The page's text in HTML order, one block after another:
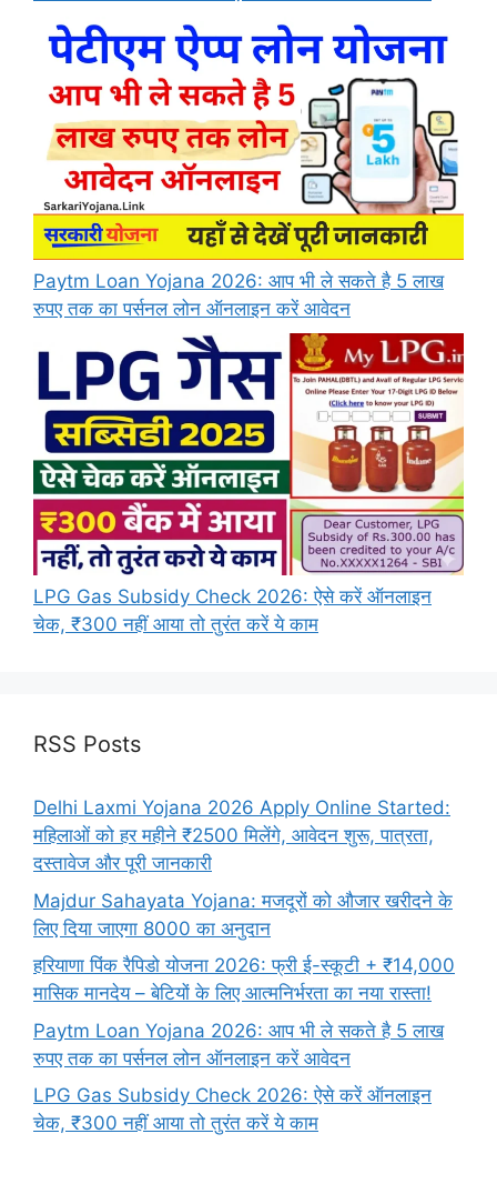
Paytm Loan Yojana 2026: आप भी ले सकते है 5 लाख
रुपए तक का पर्सनल लोन ऑनलाइन करें आवेदन
LPG Gas Subsidy Check 2026: ऐसे करें ऑनलाइन
चेक, ₹300 नहीं आया तो तुरंत करें ये काम
RSS Posts
Delhi Laxmi Yojana 2026 Apply Online Started:
महिलाओं को हर महीने ₹2500 मिलेंगे, आवेदन शुरू, पात्रता,
दस्तावेज और पूरी जानकारी
Majdur Sahayata Yojana: मजदूरों को औजार खरीदने के
लिए दिया जाएगा 8000 का अनुदान
हरियाणा पिंक रैपिडो योजना 2026: फ्री ई-स्कूटी + ₹14,000
मासिक मानदेय – बेटियों के लिए आत्मनिर्भरता का नया रास्ता!
Paytm Loan Yojana 2026: आप भी ले सकते है 5 लाख
रुपए तक का पर्सनल लोन ऑनलाइन करें आवेदन
LPG Gas Subsidy Check 2026: ऐसे करें ऑनलाइन
चेक, ₹300 नहीं आया तो तुरंत करें ये काम